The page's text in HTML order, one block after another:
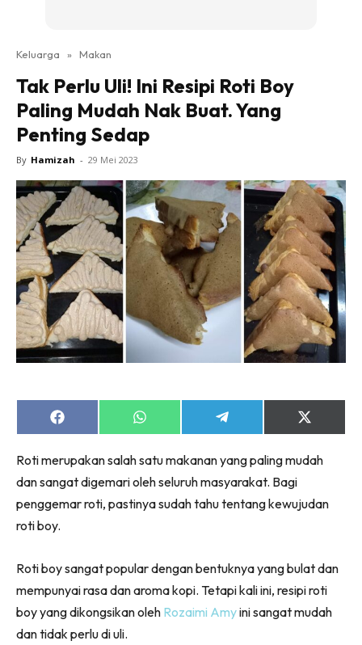
Keluarga » Makan
Tak Perlu Uli! Ini Resipi Roti Boy
Paling Mudah Nak Buat. Yang
Penting Sedap
By Hamizah - 29 Mei 2023
Share
on
Share
on
Share
on
Share
on
(Twitter)
Roti merupakan salah satu makanan yang paling mudah
dan sangat digemari oleh seluruh masyarakat. Bagi
penggemar roti, pastinya sudah tahu tentang kewujudan
roti boy.
Roti boy sangat popular dengan bentuknya yang bulat dan
mempunyai rasa dan aroma kopi. Tetapi kali ini, resipi roti
boy yang dikongsikan oleh Rozaimi Amyini sangat mudah
dan tidak perlu di uli.